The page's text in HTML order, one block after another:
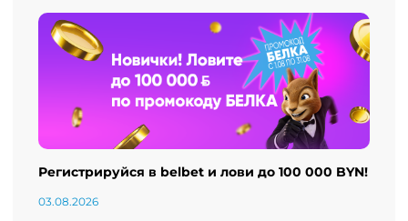
Регистрируйся в belbet и лови до 100 000 BYN!
03.08.2026